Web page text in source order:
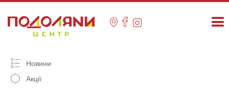
content
Новини
Акції